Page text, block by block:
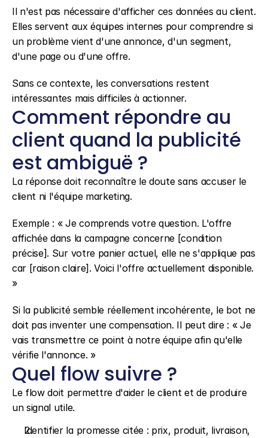
Il n'est pas nécessaire d'afficher ces données au client.
Elles servent aux équipes internes pour comprendre si
un problème vient d'une annonce, d'un segment,
d'une page ou d'une offre.
Sans ce contexte, les conversations restent
intéressantes mais difficiles à actionner.
Comment répondre au
client quand la publicité
est ambiguë ?
La réponse doit reconnaître le doute sans accuser le
client ni l'équipe marketing.
Exemple : « Je comprends votre question. L'offre
affichée dans la campagne concerne [condition
précise]. Sur votre panier actuel, elle ne s'applique pas
car [raison claire]. Voici l'offre actuellement disponible.
»
Si la publicité semble réellement incohérente, le bot ne
doit pas inventer une compensation. Il peut dire : « Je
vais transmettre ce point à notre équipe afin qu'elle
vérifie l'annonce. »
Quel flow suivre ?
Le flow doit permettre d'aider le client et de produire
un signal utile.
Identifier la promesse citée : prix, produit, livraison,